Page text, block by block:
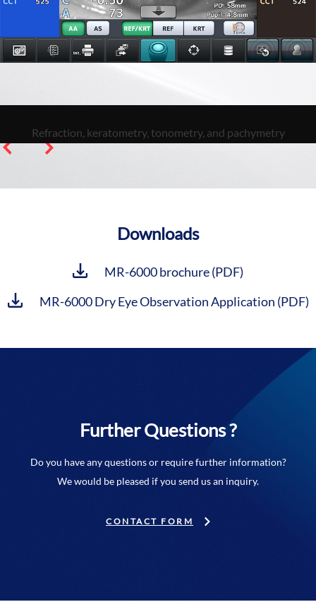
Refraction, keratometry, tonometry, and pachymetry
Downloads
MR-6000 brochure (PDF)
MR-6000 Dry Eye Observation Application (PDF)
Further Questions ?
Do you have any questions or require further information?
We would be pleased if you send us an inquiry.
CONTACT FORM